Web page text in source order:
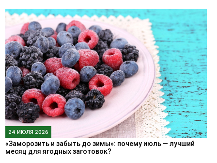
24 ИЮЛЯ 2026
«Заморозить и забыть до зимы»: почему июль — лучший
месяц для ягодных заготовок?